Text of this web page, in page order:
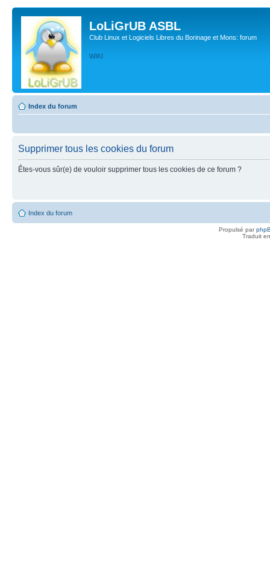
LoLiGrUB ASBL
Club Linux et Logiciels Libres du Borinage et Mons: forum
WIKI
Index du forum
Supprimer tous les cookies du forum
Êtes-vous sûr(e) de vouloir supprimer tous les cookies de ce forum ?
Index du forum
Propulsé par
Traduit